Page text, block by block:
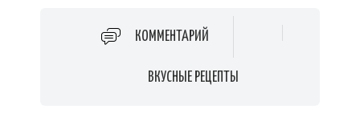
КОММЕНТАРИЙ
ВКУСНЫЕ РЕЦЕПТЫ